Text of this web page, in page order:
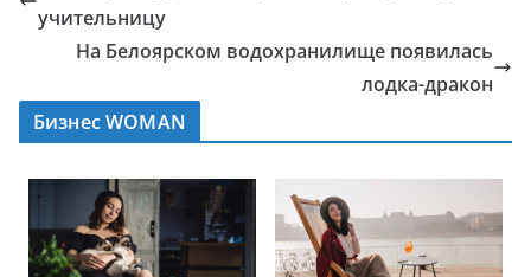
учительницу
На Белоярском водохранилище появилась
лодка-дракон
Бизнес WOMAN